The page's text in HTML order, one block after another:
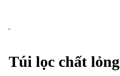
Túi lọc chất lỏng